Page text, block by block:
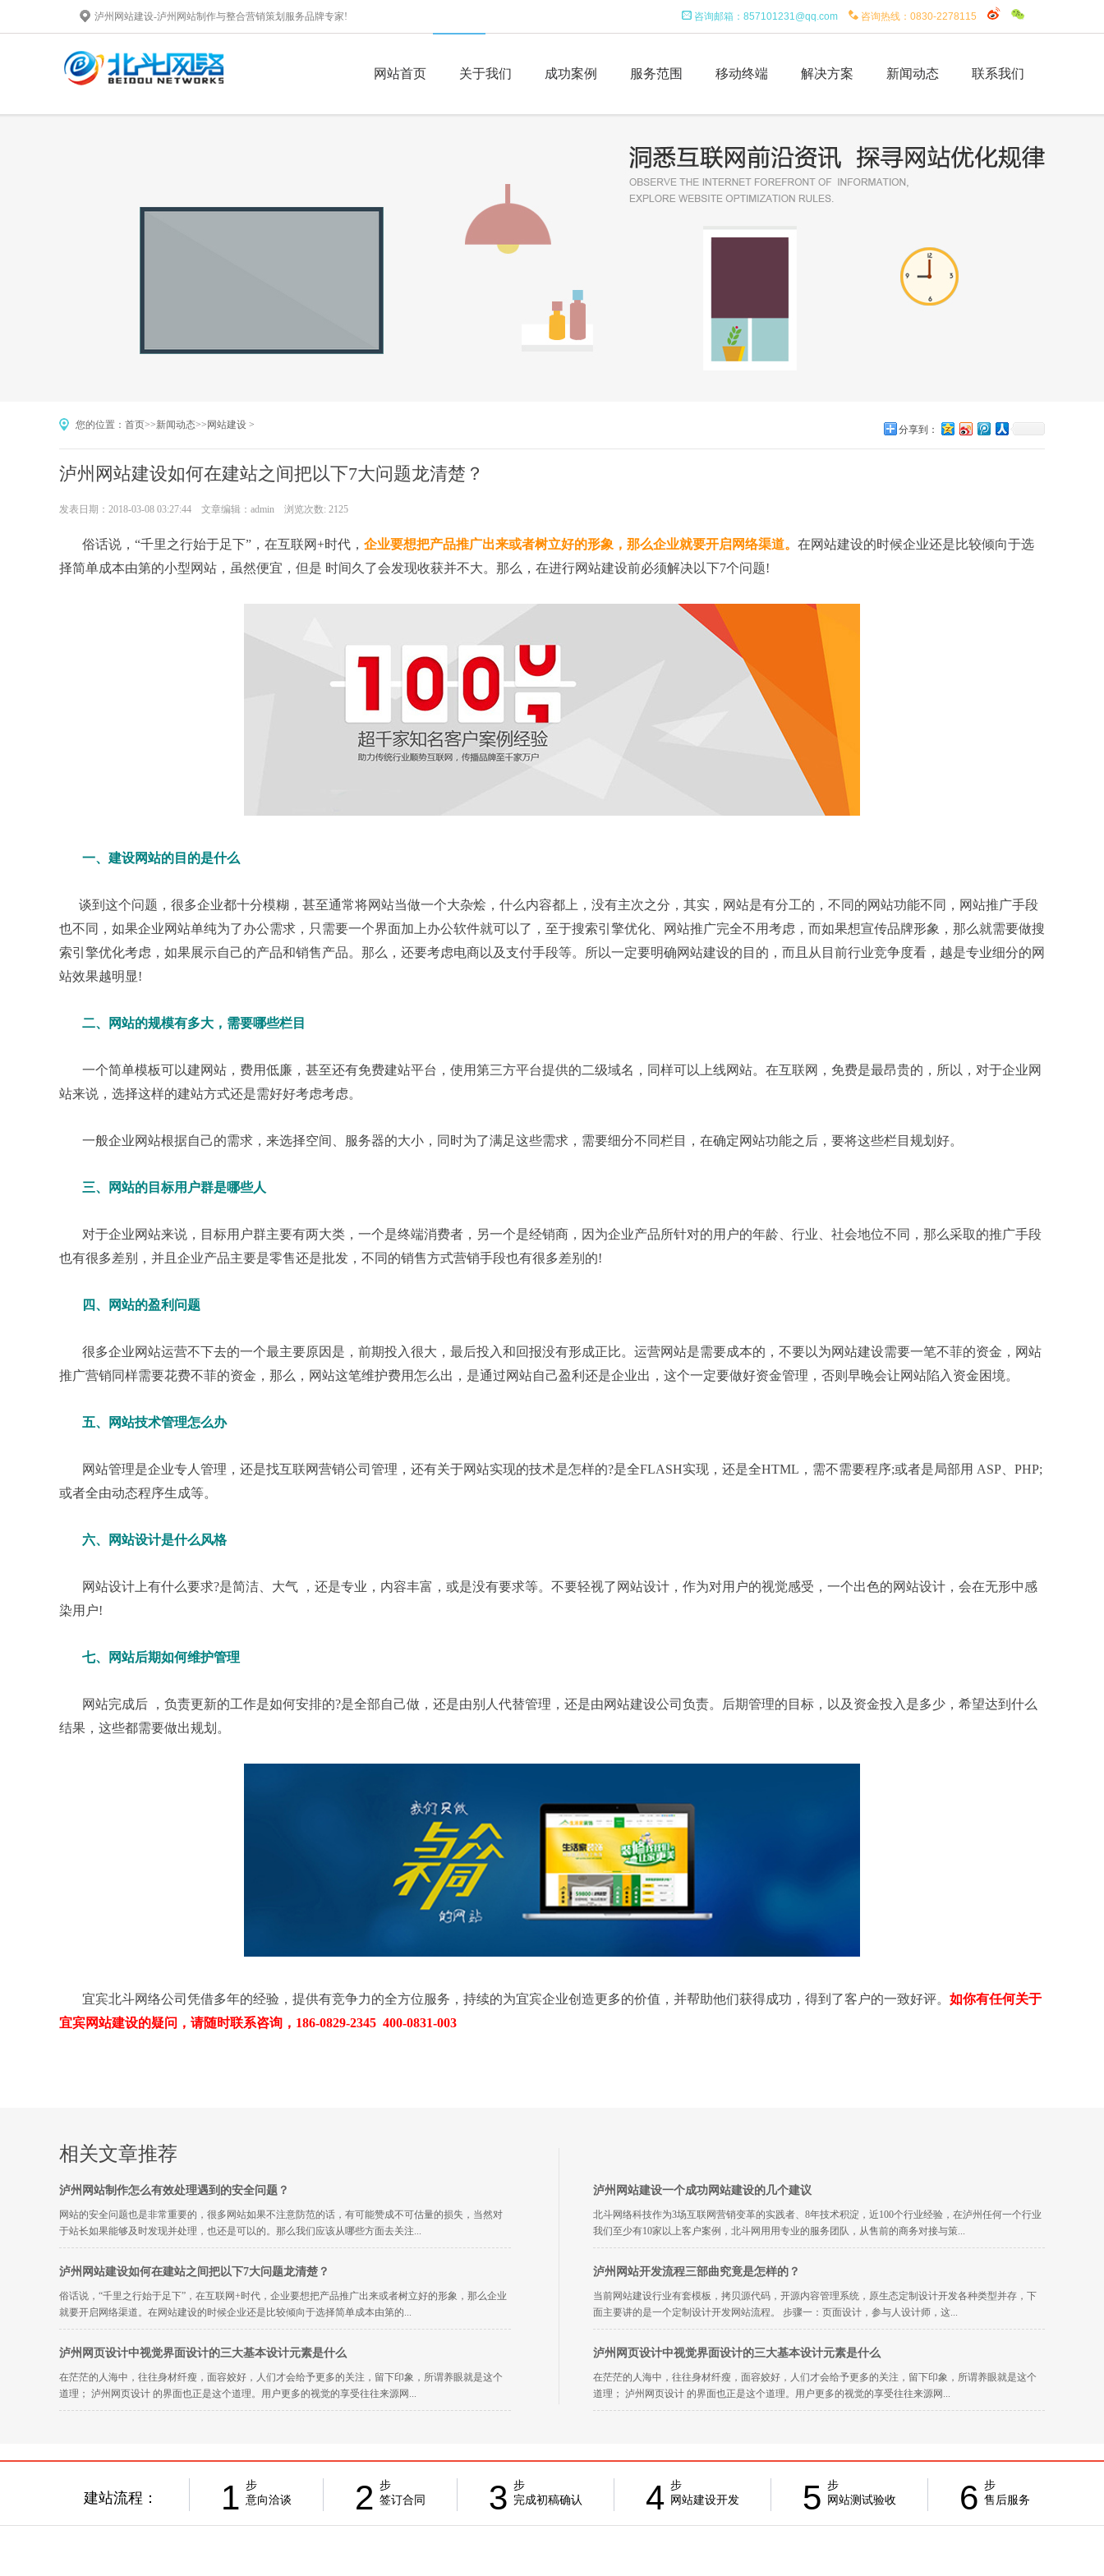
泸州网站建设-泸州网站制作与整合营销策划服务品牌专家! 咨询邮箱： 857101231@qq.com 咨询热线： 0830-2278115
网站首页 关于我们 成功案例 服务范围 移动终端 解决方案 新闻动态 联系我们
您的位置： 首页>>新闻动态>> 网站建设 > 分享到：
泸州网站建设如何在建站之间把以下7大问题龙清楚？
发表日期：2018-03-08 03:27:44 文章编辑：admin 浏览次数: 2125
俗话说，“千里之行始于足下”，在互联网+时代， 企业要想把产品推广出来或者树立好的形象，那么企业就要开启网络渠道。 在网站建设的时候企业还是比较倾向于选
择简单成本由第的小型网站，虽然便宜，但是 时间久了会发现收获并不大。那么，在进行网站建设前必须解决以下7个问题!
一、建设网站的目的是什么
谈到这个问题，很多企业都十分模糊，甚至通常将网站当做一个大杂烩，什么内容都上，没有主次之分，其实，网站是有分工的，不同的网站功能不同，网站推广手段
也不同，如果企业网站单纯为了办公需求，只需要一个界面加上办公软件就可以了，至于搜索引擎优化、网站推广完全不用考虑，而如果想宣传品牌形象，那么就需要做搜
索引擎优化考虑，如果展示自己的产品和销售产品。那么，还要考虑电商以及支付手段等。所以一定要明确网站建设的目的，而且从目前行业竞争度看，越是专业细分的网
站效果越明显!
二、网站的规模有多大，需要哪些栏目
一个简单模板可以建网站，费用低廉，甚至还有免费建站平台，使用第三方平台提供的二级域名，同样可以上线网站。在互联网，免费是最昂贵的，所以，对于企业网
站来说，选择这样的建站方式还是需好好考虑考虑。
一般企业网站根据自己的需求，来选择空间、服务器的大小，同时为了满足这些需求，需要细分不同栏目，在确定网站功能之后，要将这些栏目规划好。
三、网站的目标用户群是哪些人
对于企业网站来说，目标用户群主要有两大类，一个是终端消费者，另一个是经销商，因为企业产品所针对的用户的年龄、行业、社会地位不同，那么采取的推广手段
也有很多差别，并且企业产品主要是零售还是批发，不同的销售方式营销手段也有很多差别的!
四、网站的盈利问题
很多企业网站运营不下去的一个最主要原因是，前期投入很大，最后投入和回报没有形成正比。运营网站是需要成本的，不要以为网站建设需要一笔不菲的资金，网站
推广营销同样需要花费不菲的资金，那么，网站这笔维护费用怎么出，是通过网站自己盈利还是企业出，这个一定要做好资金管理，否则早晚会让网站陷入资金困境。
五、网站技术管理怎么办
网站管理是企业专人管理，还是找互联网营销公司管理，还有关于网站实现的技术是怎样的?是全FLASH实现，还是全HTML，需不需要程序;或者是局部用 ASP、PHP;
或者全由动态程序生成等。
六、网站设计是什么风格
网站设计上有什么要求?是简洁、大气 ，还是专业，内容丰富，或是没有要求等。不要轻视了网站设计，作为对用户的视觉感受，一个出色的网站设计，会在无形中感
染用户!
七、网站后期如何维护管理
网站完成后 ，负责更新的工作是如何安排的?是全部自己做，还是由别人代替管理，还是由网站建设公司负责。后期管理的目标，以及资金投入是多少，希望达到什么
结果，这些都需要做出规划。
宜宾北斗网络公司凭借多年的经验，提供有竞争力的全方位服务，持续的为宜宾企业创造更多的价值，并帮助他们获得成功，得到了客户的一致好评。 如你有任何关于
宜宾网站建设的疑问，请随时联系咨询，186-0829-2345 400-0831-003
相关文章推荐
泸州网站制作怎么有效处理遇到的安全问题？
网站的安全问题也是非常重要的，很多网站如果不注意防范的话，有可能赞成不可估量的损失，当然对
于站长如果能够及时发现并处理，也还是可以的。那么我们应该从哪些方面去关注...
泸州网站建设如何在建站之间把以下7大问题龙清楚？
俗话说，“千里之行始于足下”，在互联网+时代，企业要想把产品推广出来或者树立好的形象，那么企业
就要开启网络渠道。在网站建设的时候企业还是比较倾向于选择简单成本由第的...
泸州网页设计中视觉界面设计的三大基本设计元素是什么
在茫茫的人海中，往往身材纤瘦，面容姣好，人们才会给予更多的关注，留下印象，所谓养眼就是这个
道理； 泸州网页设计 的界面也正是这个道理。用户更多的视觉的享受往往来源网...
泸州网站建设一个成功网站建设的几个建议
北斗网络科技作为3场互联网营销变革的实践者、8年技术积淀，近100个行业经验，在泸州任何一个行业
我们至少有10家以上客户案例，北斗网用用专业的服务团队，从售前的商务对接与策...
泸州网站开发流程三部曲究竟是怎样的？
当前网站建设行业有套模板，拷贝源代码，开源内容管理系统，原生态定制设计开发各种类型并存，下
面主要讲的是一个定制设计开发网站流程。 步骤一：页面设计，参与人设计师，这...
泸州网页设计中视觉界面设计的三大基本设计元素是什么
在茫茫的人海中，往往身材纤瘦，面容姣好，人们才会给予更多的关注，留下印象，所谓养眼就是这个
道理； 泸州网页设计 的界面也正是这个道理。用户更多的视觉的享受往往来源网...
建站流程： 1 步
意向洽谈
2 步
签订合同
3 步
完成初稿确认
4 步
网站建设开发
5 步
网站测试验收
6 步
售后服务